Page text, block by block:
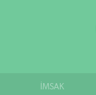
İMSAK